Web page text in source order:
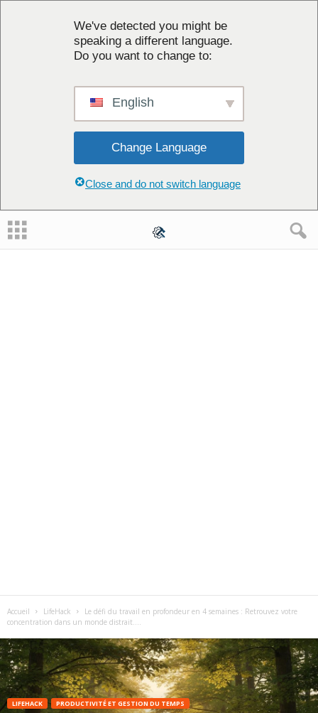
We've detected you might be
speaking a different language.
Do you want to change to:
English
Change Language
Close and do not switch language
Accueil LifeHack
Le défi du travail en profondeur en 4 semaines : Retrouvez votre
concentration dans un monde distrait....
LIFEHACK PRODUCTIVITÉ ET GESTION DU TEMPS